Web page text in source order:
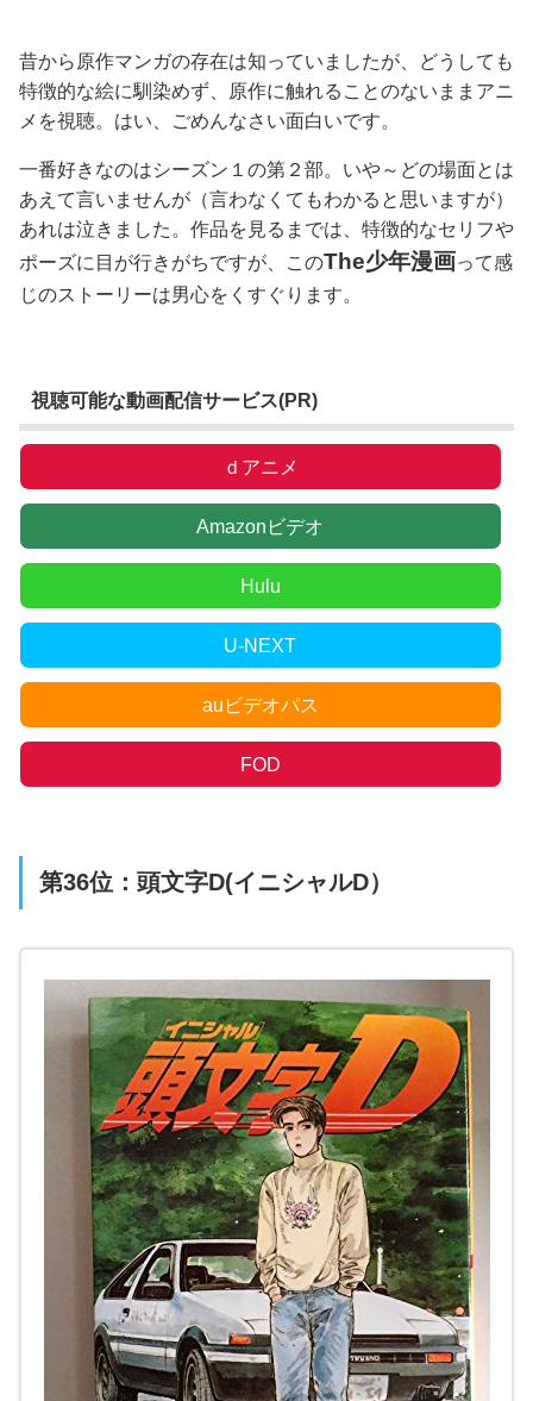
昔から原作マンガの存在は知っていましたが、どうしても
特徴的な絵に馴染めず、原作に触れることのないままアニ
メを視聴。はい、ごめんなさい面白いです。
一番好きなのはシーズン１の第２部。いや～どの場面とは
あえて言いませんが（言わなくてもわかると思いますが）
あれは泣きました。作品を見るまでは、特徴的なセリフや
ポーズに目が行きがちですが、このThe少年漫画って感
じのストーリーは男心をくすぐります。
視聴可能な動画配信サービス(PR)
ｄアニメ
Amazonビデオ
Hulu
U-NEXT
auビデオパス
FOD
第36位：頭文字D(イニシャルD）